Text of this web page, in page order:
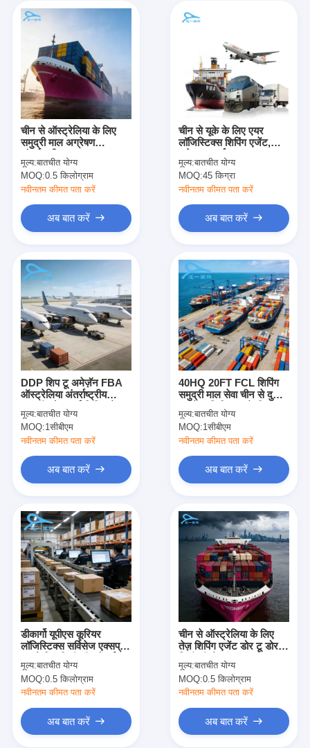
होम
उत्पाद
हमारे बारे में
फैक्टरी यात्रा
गुणवत्ता नियंत्रण
हमसे संपर्क करें
चीन से ऑस्ट्रेलिया के लिए
समुद्री माल अग्रेषण
अंतर्राष्ट्रीय महासागर माल
भाड़ा शिपिंग
मूल्य:बातचीत योग्य
MOQ:0.5 किलोग्राम
नवीनतम कीमत पता करें
अब बात करें
चीन से यूके के लिए एयर
लॉजिस्टिक्स शिपिंग एजेंट,
फ्रेट फारवर्डर
मूल्य:बातचीत योग्य
MOQ:45 किग्रा
नवीनतम कीमत पता करें
अब बात करें
DDP शिप टू अमेज़ॅन FBA
ऑस्ट्रेलिया अंतर्राष्ट्रीय
समुद्री और हवाई शिपिंग सेवा
मूल्य:बातचीत योग्य
MOQ:1सीबीएम
नवीनतम कीमत पता करें
अब बात करें
40HQ 20FT FCL शिपिंग
समुद्री माल सेवा चीन से दुनिया
भर में लॉजिस्टिक्स के लिए
मूल्य:बातचीत योग्य
MOQ:1सीबीएम
नवीनतम कीमत पता करें
अब बात करें
डीकार्गो यूपीएस कूरियर
लॉजिस्टिक्स सर्विसेज एक्सप्रेस
अगले दिन डिलीवरी स्टैंडर्ड
डिलीवरी कूरियर
मूल्य:बातचीत योग्य
MOQ:0.5 किलोग्राम
नवीनतम कीमत पता करें
अब बात करें
चीन से ऑस्ट्रेलिया के लिए
तेज़ शिपिंग एजेंट डोर टू डोर
डिलीवरी सेवाएं
मूल्य:बातचीत योग्य
MOQ:0.5 किलोग्राम
नवीनतम कीमत पता करें
अब बात करें